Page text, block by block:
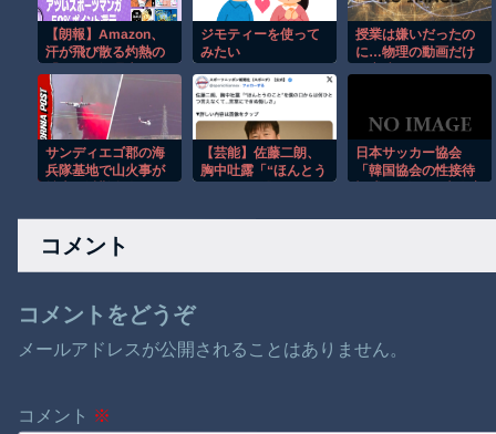
【朗報】Amazon、
汗が飛び散る灼熱の
ル（50%還元）」を
開催！
ジモティーを使って
みたい
授業は嫌いだったの
に…物理の動画だけ
サンディエゴ郡の海
兵隊基地で山火事が
【芸能】佐藤二朗、
胸中吐露「“ほんとう
て… 言葉にできぬ
日本サッカー協会
「韓国協会の性接待
後に結果を公表す
コメント
コメントをどうぞ
メールアドレスが公開されることはありません。
コメント ※